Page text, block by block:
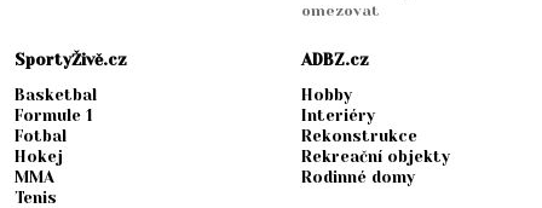
omezovat
SportyŽivě.cz
Basketbal
Formule 1
Fotbal
Hokej
MMA
Tenis
ADBZ.cz
Hobby
Interiéry
Rekonstrukce
Rekreační objekty
Rodinné domy